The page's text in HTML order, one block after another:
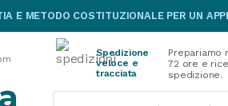
E METODO COSTITUZIONALE PER UN
Spedizione
veloce e
tracciata
Prepariamo
72 ore e
spedizione.